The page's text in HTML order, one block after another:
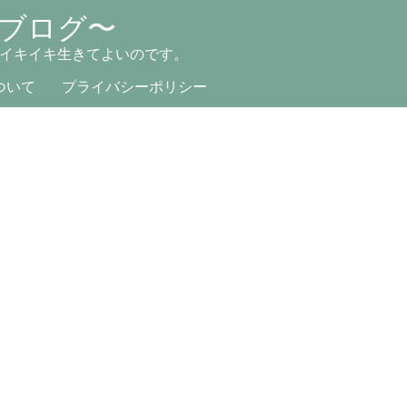
ログ〜
イキ生きてよいのです。
いて
プライバシーポリシー